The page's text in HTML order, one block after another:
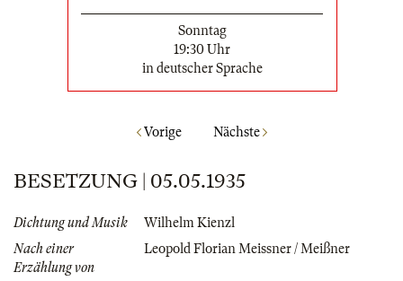
Sonntag
19:30 Uhr
in deutscher Sprache
Vorige Nächste
BESETZUNG | 05.05.1935
Dichtung und Musik
Wilhelm Kienzl
Nach einer
Erzählung von
Leopold Florian Meissner / Meißner